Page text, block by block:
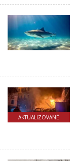
AKTUALIZOVANÉ